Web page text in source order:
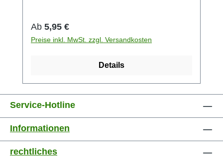
Regulärer Preis:
Ab 5,95 €
Preise inkl. MwSt. zzgl. Versandkosten
Details
Service-Hotline
Informationen
rechtliches